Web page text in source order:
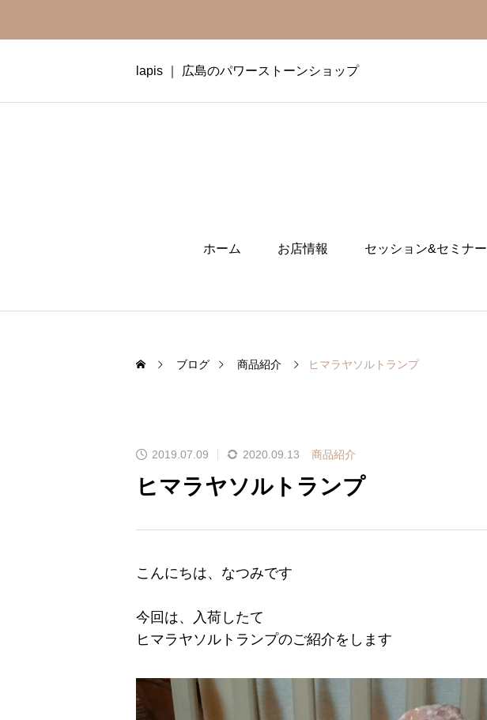
lapis ｜ 広島のパワーストーンショップ
ホーム お店情報 セッション&セミナー
ブログ 商品紹介 ヒマラヤソルトランプ
2019.07.09 2020.09.13 商品紹介
ヒマラヤソルトランプ
こんにちは、なつみです
今回は、入荷したて
ヒマラヤソルトランプのご紹介をします